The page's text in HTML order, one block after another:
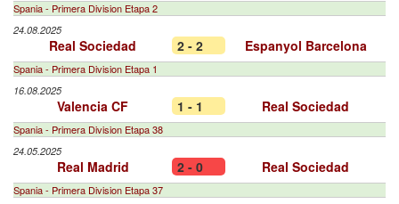
Spania - Primera Division Etapa 2
24.08.2025
Real Sociedad 2 - 2 Espanyol Barcelona
Spania - Primera Division Etapa 1
16.08.2025
Valencia CF 1 - 1 Real Sociedad
Spania - Primera Division Etapa 38
24.05.2025
Real Madrid 2 - 0 Real Sociedad
Spania - Primera Division Etapa 37